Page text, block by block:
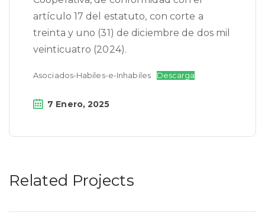
artículo 17 del estatuto, con corte a
treinta y uno (31) de diciembre de dos mil
veinticuatro (2024).
Asociados-Habiles-e-Inhabiles Descarga
7 Enero, 2025
Related Projects